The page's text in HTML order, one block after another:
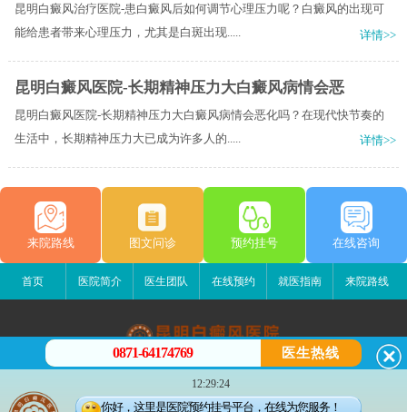
昆明白癜风治疗医院-患白癜风后如何调节心理压力呢？白癜风的出现可
能给患者带来心理压力，尤其是白斑出现.....
详情>>
昆明白癜风医院-长期精神压力大白癜风病情会恶
昆明白癜风医院-长期精神压力大白癜风病情会恶化吗？在现代快节奏的
生活中，长期精神压力大已成为许多人的.....
详情>>
来院路线 图文问诊 预约挂号 在线咨询
首页 医院简介 医生团队 在线预约 就医指南 来院路线
昆明白癜风医院
昆明市五华区护国路2号
版权所有：昆明白癜风医院
0871-64174769 医生热线
12:29:24
你好，这里是医院预约挂号平台，在线为您服务！